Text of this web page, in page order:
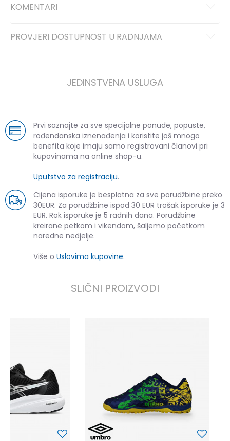
KOMENTARI
PROVJERI DOSTUPNOST U RADNJAMA
JEDINSTVENA USLUGA
Prvi saznajte za sve specijalne ponude, popuste,
rođendanska iznenađenja i koristite još mnogo
benefita koje imaju samo registrovani članovi pri
kupovinama na online shop-u.
Uputstvo za registraciju.
Cijena isporuke je besplatna za sve porudžbine preko
30EUR. Za porudžbine ispod 30 EUR trošak isporuke je 3
EUR. Rok isporuke je 5 radnih dana. Porudžbine
kreirane petkom i vikendom, šaljemo početkom
naredne nedjelje.
Više o Uslovima kupovine.
SLIČNI PROIZVODI